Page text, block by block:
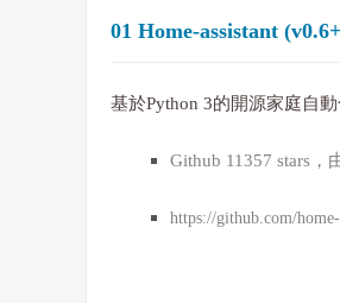
01 Home-assistant
基於Python 3的開源家庭自動
Github 11357 stars，
https://github.com/home-